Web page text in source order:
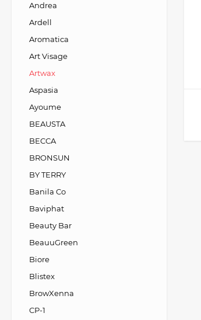
Andrea
Ardell
Aromatica
Art Visage
Artwax
Aspasia
Ayoume
BEAUSTA
BECCA
BRONSUN
BY TERRY
Banila Co
Baviphat
Beauty Bar
BeauuGreen
Biore
Blistex
BrowXenna
CP-1